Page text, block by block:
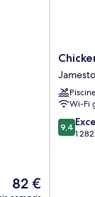
Le
nouveau
82 €
Chicken
Ranch
Casino
Resort
Wi-Fi
9.4
sur
9,4
1